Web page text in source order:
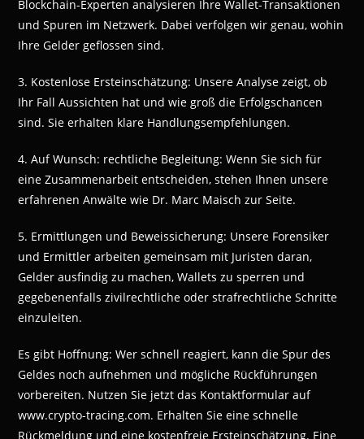
Blockchain-Experten analysieren Ihre Wallet-Transaktionen
und Spuren im Netzwerk. Dabei verfolgen wir genau, wohin
Ihre Gelder geflossen sind.
3. Kostenlose Ersteinschätzung: Unsere Analyse zeigt, ob
Ihr Fall Aussichten hat und wie groß die Erfolgschancen
sind. Sie erhalten klare Handlungsempfehlungen.
4. Auf Wunsch: rechtliche Begleitung: Wenn Sie sich für
eine Zusammenarbeit entscheiden, stehen Ihnen unsere
erfahrenen Anwälte wie Dr. Marc Maisch zur Seite.
5. Ermittlungen und Beweissicherung: Unsere Forensiker
und Ermittler arbeiten gemeinsam mit Juristen daran,
Gelder ausfindig zu machen, Wallets zu sperren und
gegebenenfalls zivilrechtliche oder strafrechtliche Schritte
einzuleiten.
Es gibt Hoffnung: Wer schnell reagiert, kann die Spur des
Geldes noch aufnehmen und mögliche Rückführungen
vorbereiten. Nutzen Sie jetzt das Kontaktformular auf
www.crypto-tracing.com. Erhalten Sie eine schnelle
Rückmeldung und eine kostenfreie Ersteinschätzung. Eine